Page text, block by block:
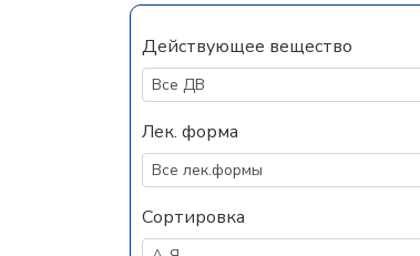
Действующее вещество
Лек. форма
Сортировка